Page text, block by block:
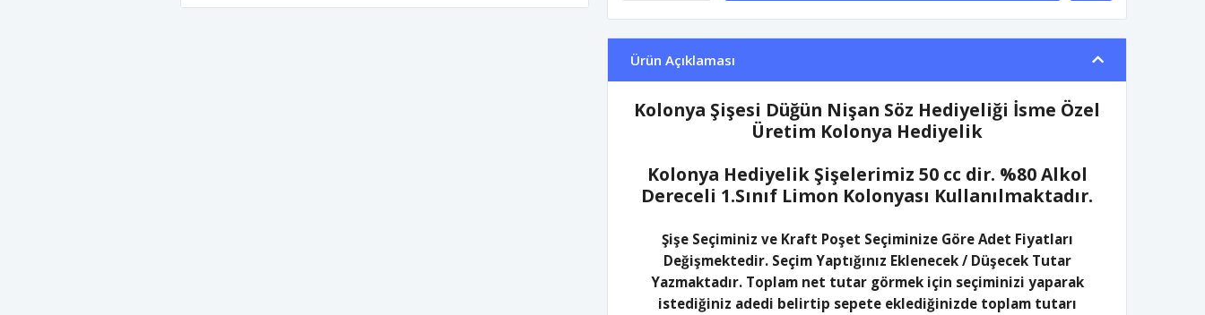
Ürün Açıklaması
Kolonya Şişesi Düğün Nişan Söz Hediyeliği İsme Özel
Üretim Kolonya Hediyelik
Kolonya Hediyelik Şişelerimiz 50 cc dir. %80 Alkol
Dereceli 1.Sınıf Limon Kolonyası Kullanılmaktadır.
Şişe Seçiminiz ve Kraft Poşet Seçiminize Göre Adet Fiyatları
Değişmektedir. Seçim Yaptığınız Eklenecek / Düşecek Tutar
Yazmaktadır. Toplam net tutar görmek için seçiminizi yaparak
istediğiniz adedi belirtip sepete eklediğinizde toplam tutarı